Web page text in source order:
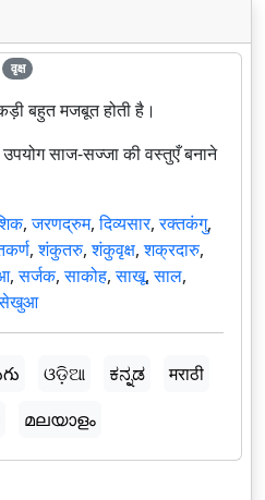
वृक्ष
बहुत मजबूत होती है।
साज-सज्जा की वस्तुएँ बनाने
,जरणद्रुम,दिव्यसार,रक्तकंगु,
,शंकुतरु,शंकुवृक्ष,शक्रदारु,
,सर्जक,साकोह,साखू,साल,
ଓଡ଼ିଆ ಕನ್ನಡ
मराठी
മലയാളം